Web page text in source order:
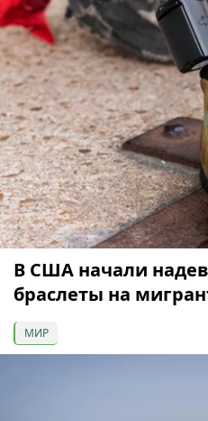
В США начали
браслеты на
МИР